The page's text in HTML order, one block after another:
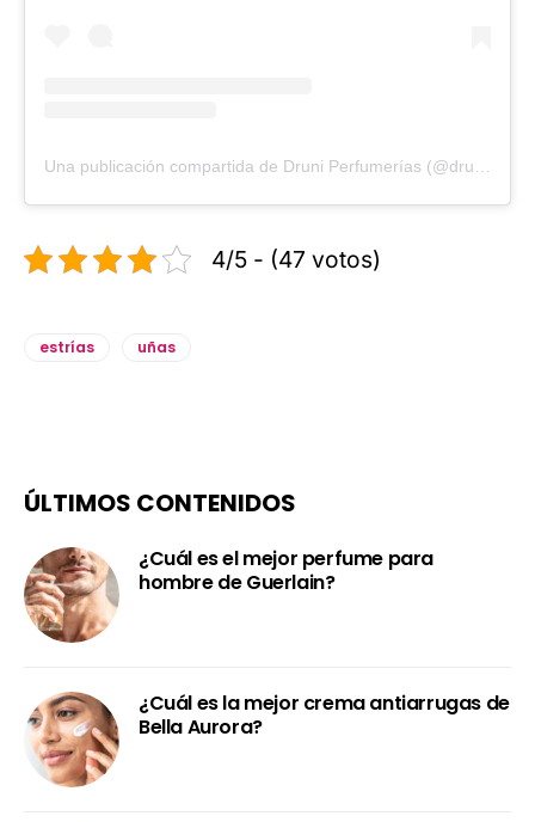
4/5 - (47 votos)
estrías uñas
ÚLTIMOS CONTENIDOS
¿Cuál es el mejor perfume para
hombre de Guerlain?
¿Cuál es la mejor crema antiarrugas de
Bella Aurora?